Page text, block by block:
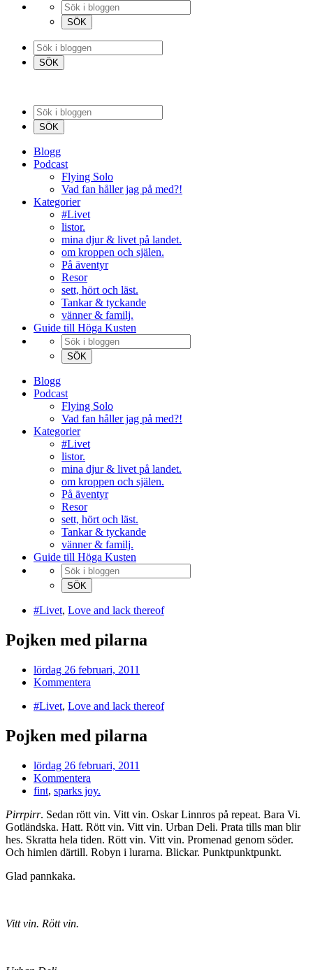
Blogg
Podcast
Flying Solo
Vad fan håller jag på med?!
Kategorier
#Livet
listor.
mina djur & livet på landet.
om kroppen och själen.
På äventyr
Resor
sett, hört och läst.
Tankar & tyckande
vänner & familj.
Guide till Höga Kusten
Blogg
Podcast
Flying Solo
Vad fan håller jag på med?!
Kategorier
#Livet
listor.
mina djur & livet på landet.
om kroppen och själen.
På äventyr
Resor
sett, hört och läst.
Tankar & tyckande
vänner & familj.
Guide till Höga Kusten
#Livet, Love and lack thereof
Pojken med pilarna
lördag 26 februari, 2011
Kommentera
#Livet, Love and lack thereof
Pojken med pilarna
lördag 26 februari, 2011
Kommentera
fint, sparks joy.
Pirrpirr. Sedan rött vin. Vitt vin. Oskar Linnros på repeat. Bara Vi.
Gotländska. Hatt. Rött vin. Vitt vin. Urban Deli. Prata tills man blir
hes. Skratta hela tiden. Rött vin. Vitt vin. Promenad genom söder.
Och himlen därtill. Robyn i lurarna. Blickar. Punktpunktpunkt.
Glad pannkaka.
Vitt vin. Rött vin.